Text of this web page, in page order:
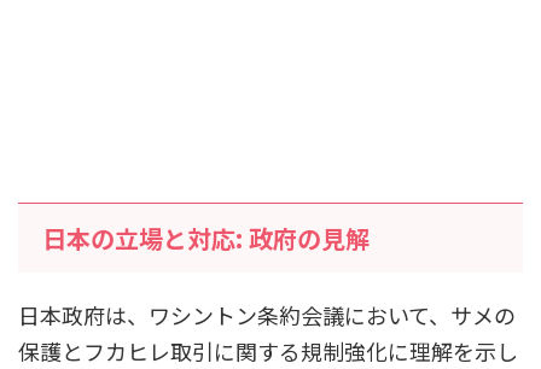
日本の立場と対応: 政府の見解
日本政府は、ワシントン条約会議において、サメの
保護とフカヒレ取引に関する規制強化に理解を示し